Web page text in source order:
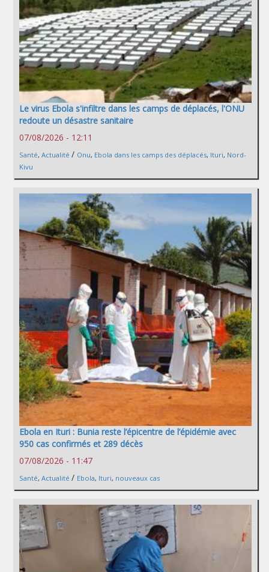
Le virus Ebola s'infiltre dans les camps de déplacés, l'ONU
redoute un désastre sanitaire
07/08/2026 - 12:11
Santé, Actualité / Onu, Ebola dans les camps des déplacés, Ituri, Nord-
Kivu
Ebola en Ituri : Bunia reste l’épicentre de l’épidémie avec
950 cas confirmés et 289 décès
07/08/2026 - 11:47
Santé, Actualité / Ebola, Ituri, nouveaux cas